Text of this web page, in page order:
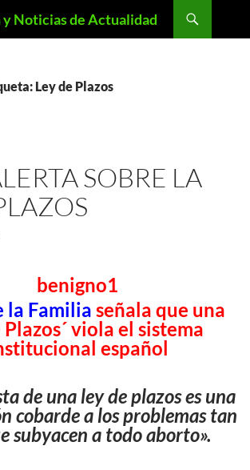
Noticias de Actualidad
Ley de Plazos
SOBRE LA
la Familia señala que una
Plazos´ viola el sistema
español
de una ley de plazos es una
cobarde a los problemas tan
subyacen a todo aborto».